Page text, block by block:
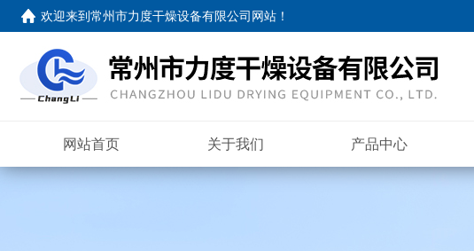
欢迎来到常州市力度干燥设备有限公司网站 ！
网站首页 关于我们 产品中心